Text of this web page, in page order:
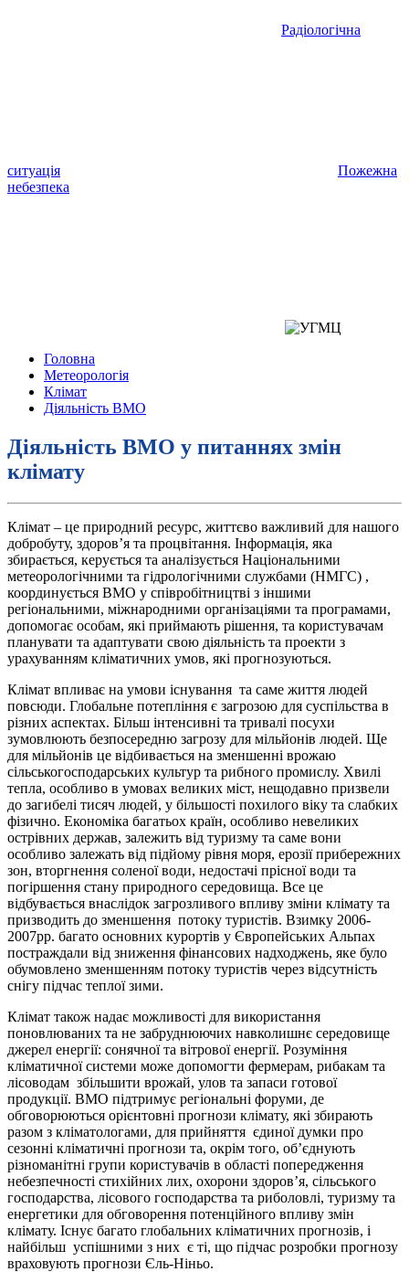
Радіологічна
ситуація
Пожежна
небезпека
Головна
Метеорологія
Клімат
Діяльність ВМО
Діяльність ВМО у питаннях змін
клімату
Клімат – це природний ресурс, життєво важливий для нашого
добробуту, здоров’я та процвітання. Інформація, яка
збирається, керується та аналізується Національними
метеорологічними та гідрологічними службами (НМГС) ,
координується ВМО у співробітництві з іншими
регіональними, міжнародними організаціями та програмами,
допомогає особам, які приймають рішення, та користувачам
планувати та адаптувати свою діяльність та проекти з
урахуванням кліматичних умов, які прогнозуються.
Клімат впливає на умови існування та саме життя людей
повсюди. Глобальне потепління є загрозою для суспільства в
різних аспектах. Більш інтенсивні та тривалі посухи
зумовлюють безпосередню загрозу для мільйонів людей. Ще
для мільйонів це відбивається на зменшенні врожаю
сільськогосподарських культур та рибного промислу. Хвилі
тепла, особливо в умовах великих міст, нещодавно призвели
до загибелі тисяч людей, у більшості похилого віку та слабких
фізично. Економіка багатьох країн, особливо невеликих
острівних держав, залежить від туризму та саме вони
особливо залежать від підйому рівня моря, ерозії прибережних
зон, вторгнення соленої води, недостачі прісної води та
погіршення стану природного середовища. Все це
відбувається внаслідок загрозливого впливу зміни клімату та
призводить до зменшення потоку туристів. Взимку 2006-
2007рр. багато основних курортів у Європейських Альпах
постраждали від зниження фінансових надходжень, яке було
обумовлено зменшенням потоку туристів через відсутність
снігу підчас теплої зими.
Клімат також надає можливості для використання
поновлюваних та не забруднюючих навколишнє середовище
джерел енергії: сонячної та вітрової енергії. Розуміння
кліматичної системи може допомогти фермерам, рибакам та
лісоводам збільшити врожай, улов та запаси готової
продукції. ВМО підтримує регіональні форуми, де
обговорюються орієнтовні прогнози клімату, які збирають
разом з кліматологами, для прийняття єдиної думки про
сезонні кліматичні прогнози та, окрім того, об’єднують
різноманітні групи користувачів в області попередження
небезпечності стихійних лих, охорони здоров’я, сільського
господарства, лісового господарства та риболовлі, туризму та
енергетики для обговорення потенційного впливу змін
клімату. Існує багато глобальних кліматичних прогнозів, і
найбільш успішними з них є ті, що підчас розробки прогнозу
враховують прогнози Єль-Ніньо.